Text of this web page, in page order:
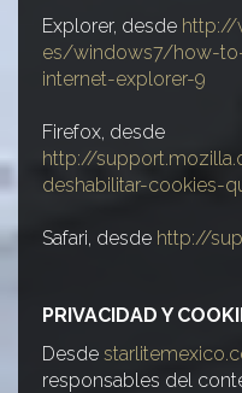
Explorer, desde http://
es/windows7/how-
internet-explorer-9
Firefox, desde
http://
deshabilitar-cookies-
Safari, desde http://
PRIVACIDAD Y
Desde
responsables del